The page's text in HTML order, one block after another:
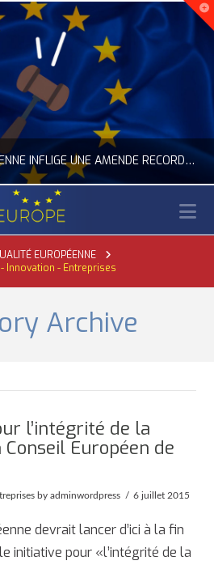
LA COMMISSION EUROPÉENNE INFLIGE UNE AMENDE RECORD À GOOGLE
DE LA REPRÉSENTATION D’OCCITANIE EUROPE, NUMÉRIQUE- DIGITAL
24, 2026
EUROPÉENNE
Innovation - Entreprises
Archive
l’intégrité de la
Européen de
by adminwordpress 6 juillet 2015
devrait lancer d’ici à la fin
initiative pour «l’intégrité de la